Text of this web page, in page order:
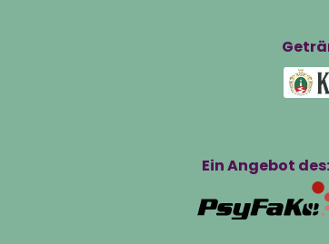
Ein Angebot des: